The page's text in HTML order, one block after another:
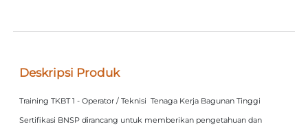
Deskripsi Produk
Training TKBT 1 - Operator / Teknisi Tenaga Kerja Bagunan Tinggi
Sertifikasi BNSP dirancang untuk memberikan pengetahuan dan